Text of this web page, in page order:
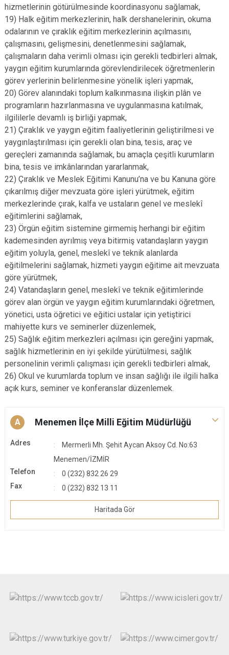
hizmetlerinin götürülmesinde koordinasyonu sağlamak,
19) Halk eğitim merkezlerinin, halk dershanelerinin, okuma
odalarının ve çıraklık eğitim merkezlerinin açılmasını,
çalışmasını, gelişmesini, denetlenmesini sağlamak,
çalışmaların daha verimli olması için gerekli tedbirleri almak,
yaygın eğitim kurumlarında görevlendirilecek öğretmenlerin
görev yerlerinin belirlenmesine yönelik işleri yapmak,
20) Görev alanındaki toplum kalkınmasına ilişkin plân ve
programların hazırlanmasına ve uygulanmasına katılmak,
ilgililerle devamlı iş birliği yapmak,
21) Çıraklık ve yaygın eğitim faaliyetlerinin geliştirilmesi ve
yaygınlaştırılması için gerekli olan bina, tesis, araç ve
gereçleri zamanında sağlamak, bu amaçla çeşitli kurumların
bina, tesis ve imkânlarından yararlanmak,
22) Çıraklık ve Meslek Eğitimi Kanunu’na ve bu Kanuna göre
çıkarılmış diğer mevzuata göre işleri yürütmek, eğitim
merkezlerinde çırak, kalfa ve ustaların genel ve meslekî
eğitimlerini sağlamak,
23) Örgün eğitim sistemine girmemiş herhangi bir eğitim
kademesinden ayrılmış veya bitirmiş vatandaşların yaygın
eğitim yoluyla, genel, meslekî ve teknik alanlarda
eğitilmelerini sağlamak, hizmeti yaygın eğitime ait mevzuata
göre yürütmek,
24) Vatandaşların genel, meslekî ve teknik eğitimlerinde
görev alan örgün ve yaygın eğitim kurumlarındaki öğretmen,
yönetici, usta öğretici ve eğitici ustalar için yetiştirici
mahiyette kurs ve seminerler düzenlemek,
25) Sağlık eğitim merkezleri açılması için gereğini yapmak,
sağlık hizmetlerinin en iyi şekilde yürütülmesi, sağlık
personelinin verimli çalışması için gerekli tedbirleri almak,
26) Okul ve kurumlarda toplum ve insan sağlığı ile ilgili halka
açık kurs, seminer ve konferanslar düzenlemek.
A Menemen İlçe Milli Eğitim Müdürlüğü
Adres
Mermerli Mh. Şehit Aycan Aksoy Cd. No:63
Menemen/İZMİR
Telefon
0 (232) 832 26 29
Fax
0 (232) 832 13 11
Haritada Gör